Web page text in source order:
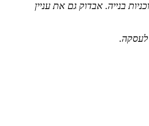
בנייה. אבדוק גם את עניין